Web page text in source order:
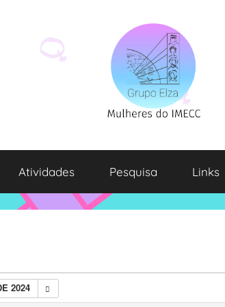
Atividades Pesquisa Links
2024